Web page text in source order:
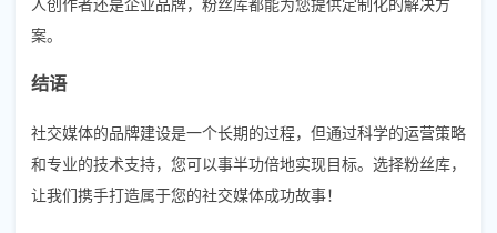
案。
结语
社交媒体的品牌建设是一个长期的过程，但通过科学的运营策略
和专业的技术支持，您可以事半功倍地实现目标。选择粉丝库，
让我们携手打造属于您的社交媒体成功故事！